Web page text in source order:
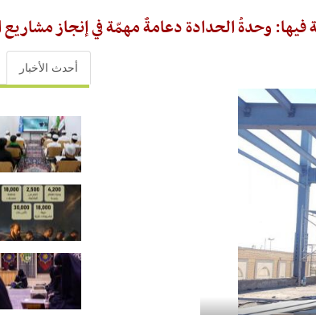
فيها: وحدةُ الحدادة دعامةٌ مهمّة في إنجاز
أحدث الأخبار